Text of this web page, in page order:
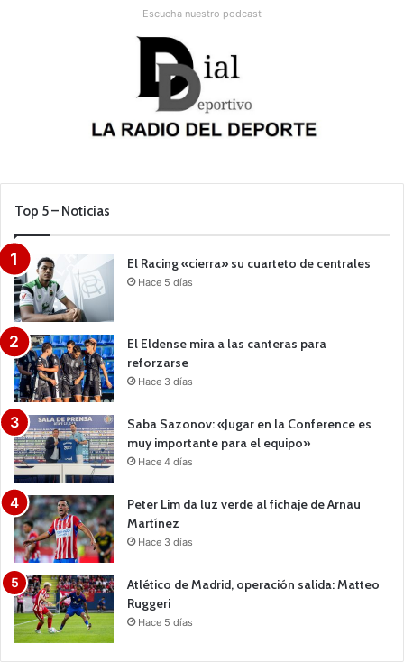
Escucha nuestro podcast
Top 5 – Noticias
El Racing «cierra» su cuarteto de centrales
Hace 5 días
El Eldense mira a las canteras para
reforzarse
Hace 3 días
Saba Sazonov: «Jugar en la Conference es
muy importante para el equipo»
Hace 4 días
Peter Lim da luz verde al fichaje de Arnau
Martínez
Hace 3 días
Atlético de Madrid, operación salida: Matteo
Ruggeri
Hace 5 días